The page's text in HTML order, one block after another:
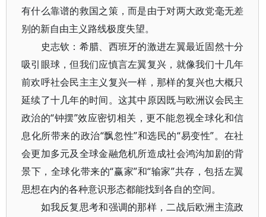
有什么靠谱的救国之策，而是由于对两大政党毫无差
别的新自由主义路线极度失望。
史志钦：希腊、西班牙的激进左翼最近固然十分
吸引眼球，但我们应慎言左翼复兴，就像我们十几年
前欢呼社会民主主义复兴一样，那样的复兴也大概只
延续了十几年的时间。这其中原因既与欧洲议会民主
政治的“钟摆”效应密切相关，更不能忽视全球化和信
息化所带来的政治“飘忽性”和选民的“易变性”。在社
会更加多元及全球金融危机所造成社会鸿沟加剧的背
景下，全球化带来的“赢家”和“输家”共存，包括左翼
思想在内的各种意识形态都能找到各自的空间。
如我反复思考和强调的那样，二战后欧洲主流政